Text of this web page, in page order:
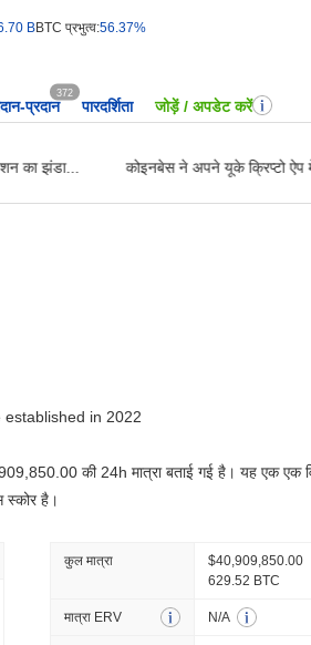
BBTC प्रभुत्व:56.37%
प्रदान
372
पारदर्शिता जोड़ें / अपडेट करें
का झंडा... कोइनबेस ने अपने यूके क्रिप्टो ऐप
in 2022
की 24h मात्रा बताई गई है। यह एक
स्कोर है।
कुल मात्रा
$40,909,850.00
629.52 BTC
मात्रा ERV N/A